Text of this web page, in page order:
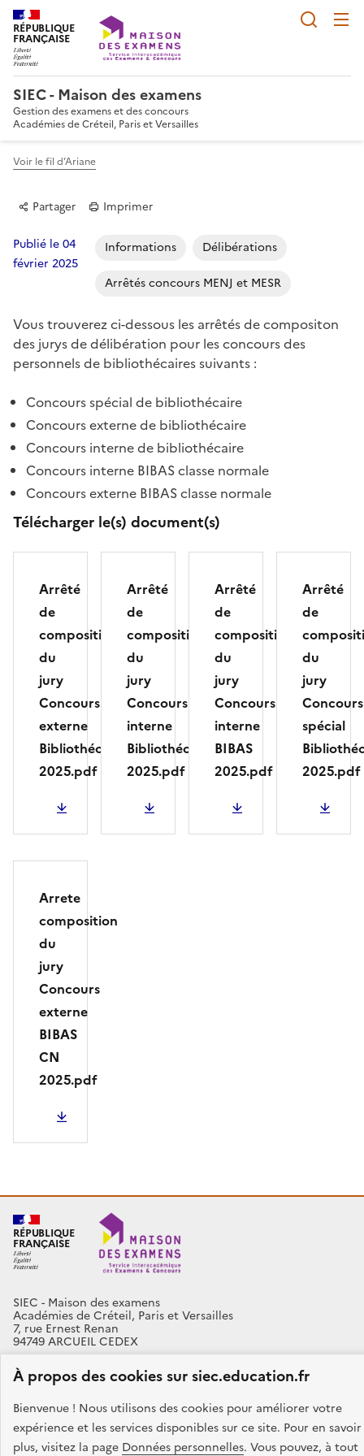
À propos des cookies sur siec.education.fr
Bienvenue ! Nous utilisons des cookies pour améliorer votre
expérience et les services disponibles sur ce site. Pour en savoir
plus, visitez la page Données personnelles. Vous pouvez, à tout
RÉPUBLIQUE
FRANÇAISE
SIEC - Maison des examens
Gestion des examens et des concours
Académies de Créteil, Paris et Versailles
Voir le fil d’Ariane
Partager Imprimer
Partager sur Facebook
Partager sur Twitter
Partager sur LinkedIn
Partager par email
Copier dans le
Publié le 04
février 2025
Informations Délibérations
Arrêtés concours MENJ et MESR
Vous trouverez ci-dessous les arrêtés de compositon
des jurys de délibération pour les concours des
personnels de bibliothécaires suivants :
Concours spécial de bibliothécaire
Concours externe de bibliothécaire
Concours interne de bibliothécaire
Concours interne BIBAS classe normale
Concours externe BIBAS classe normale
Télécharger le(s) document(s)
Arrêté
de
composition
du
jury
Concours
externe
Bibliothécaire
2025.pdf
PDF - 912.19 Ko
Arrêté
de
composition
du
jury
Concours
interne
Bibliothécaire
2025.pdf
PDF - 911.54 Ko
Arrêté
de
composition
du
jury
Concours
interne
BIBAS
2025.pdf
PDF - 628.58 Ko
Arrêté
de
du
jury
Concours
spécial
2025.pdf
PDF - 905.15
Arrete
composition
du
jury
Concours
externe
BIBAS
CN
2025.pdf
PDF - 628.42 Ko
RÉPUBLIQUE
FRANÇAISE
SIEC - Maison des examens
Académies de Créteil, Paris et Versailles
7, rue Ernest Renan
94749 ARCUEIL CEDEX
Nous contacter
facebook
x instagramlinkedin
Plan du site Presse Accessibilité Mentions légales Données